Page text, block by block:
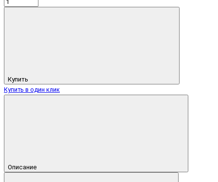
Купить
Купить в один клик
Описание